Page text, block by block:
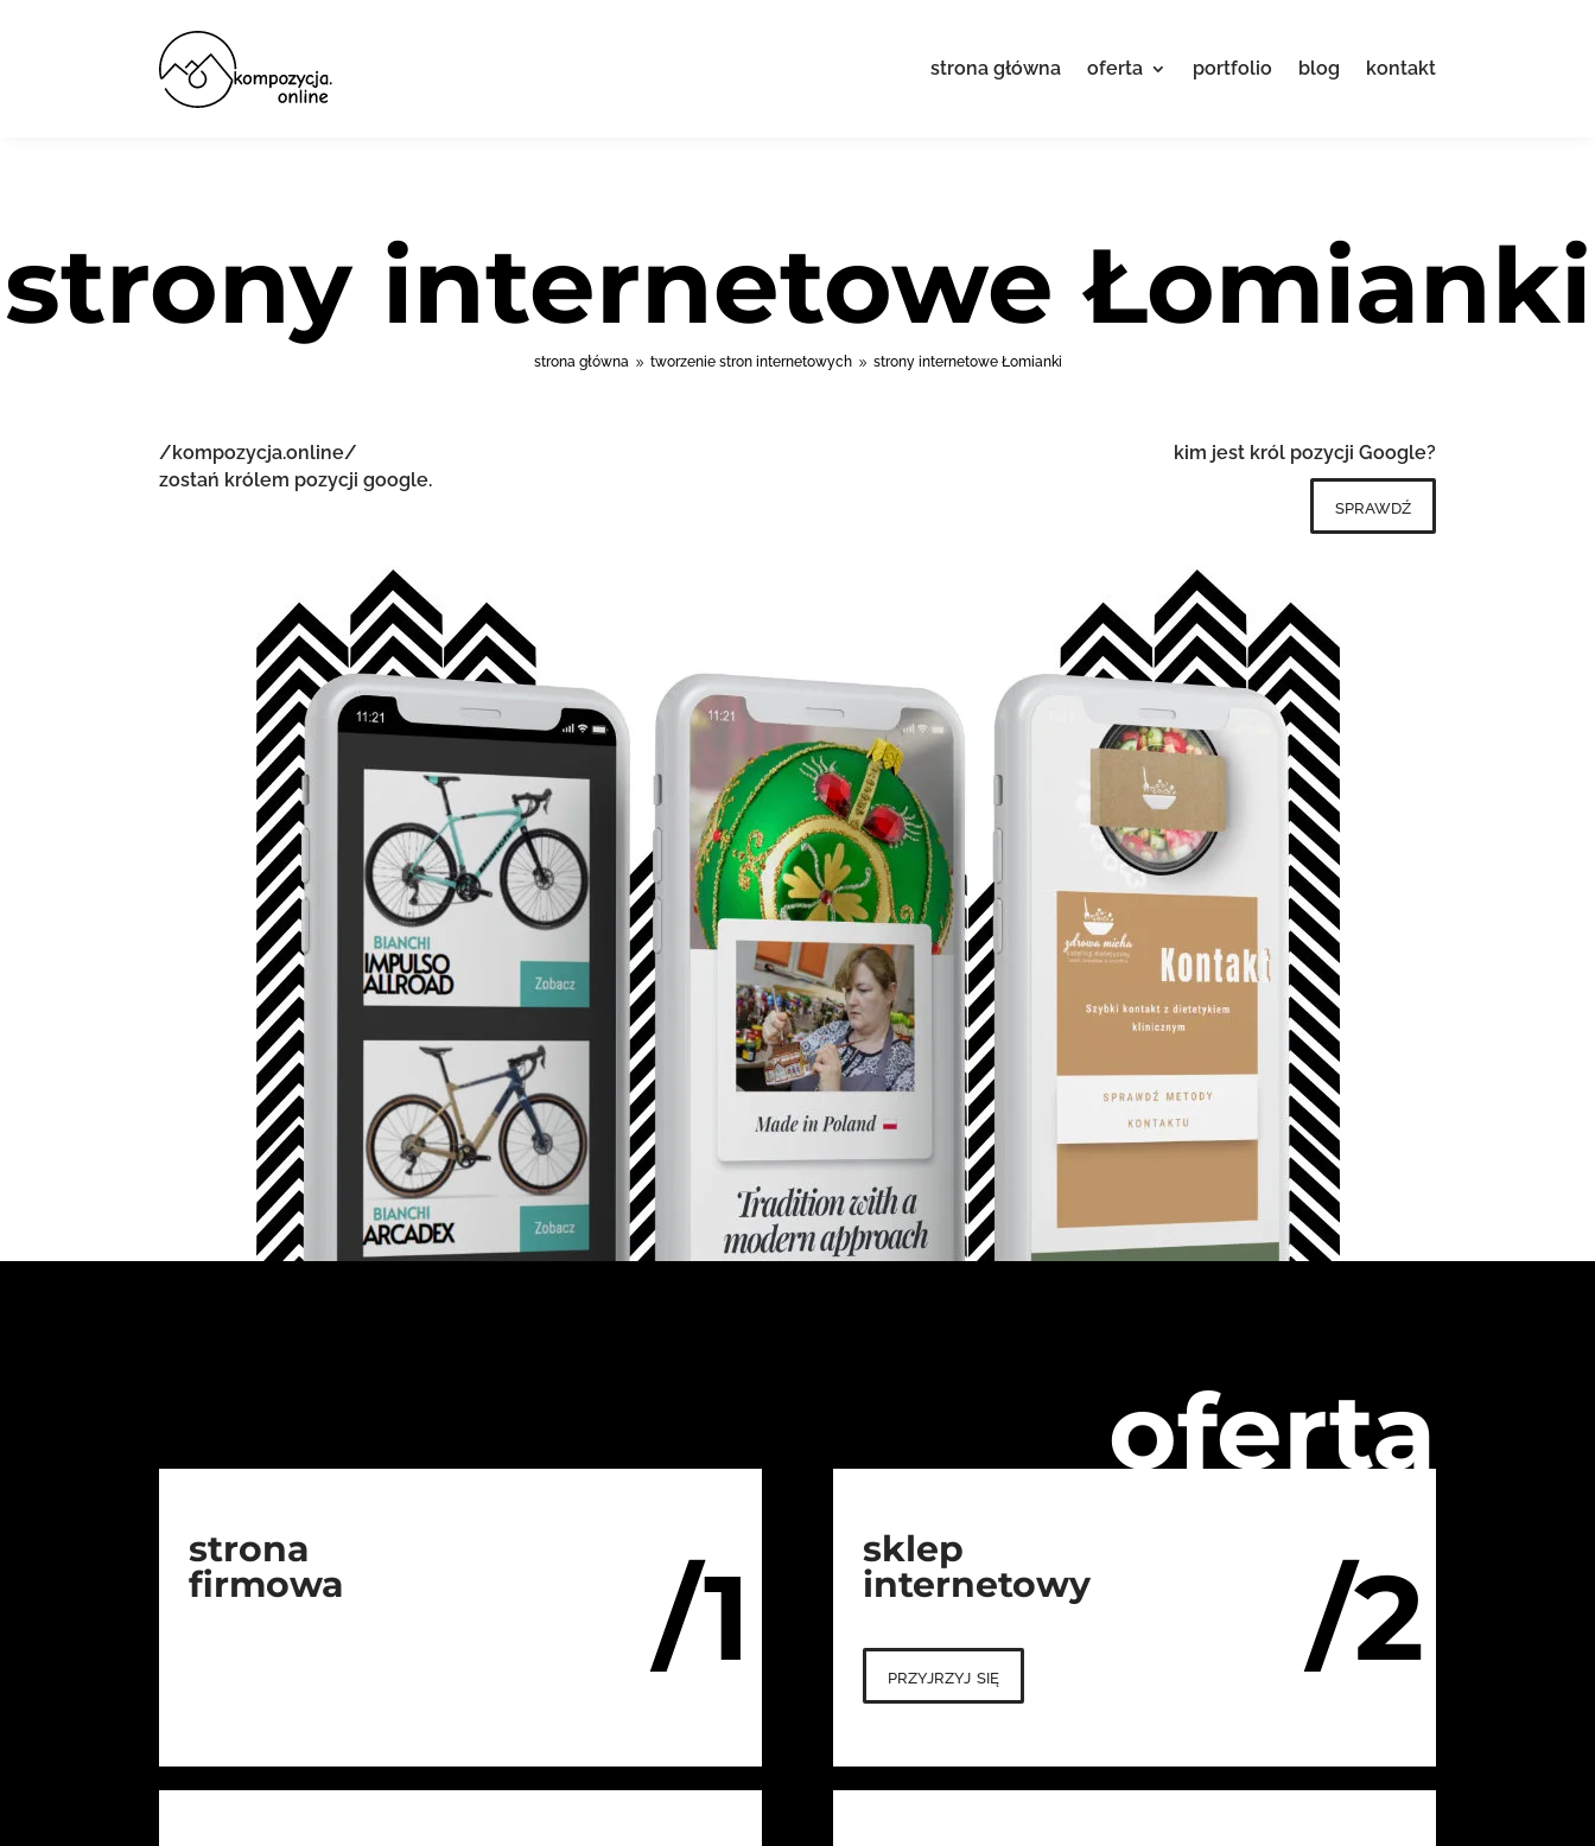
strona główna oferta portfolio blog kontakt
strony internetowe Łomianki
strona główna 9 tworzenie stron internetowych 9 strony internetowe Łomianki
/kompozycja.online/
zostań królem pozycji google.
kim jest król pozycji Google?
sprawdź
oferta
/1
strona
firmowa
/2
sklep
internetowy
przyjrzyj się